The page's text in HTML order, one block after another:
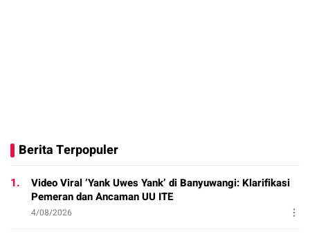
Berita Terpopuler
1.
Video Viral ‘Yank Uwes Yank’ di Banyuwangi: Klarifikasi
Pemeran dan Ancaman UU ITE
4/08/2026